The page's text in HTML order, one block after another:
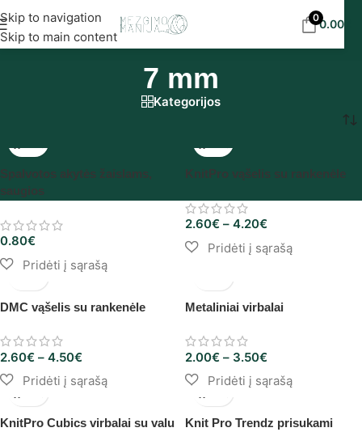
Skip to navigation
Skip to main content
eur!
00.00€
7 mm
Kategorijos
Spalvotos akytės žaislams,
saugios
0.80€
KnitPro vąšelis su rankenėle
2.60€ – 4.20€
DMC vąšelis su rankenėle
2.60€ – 4.50€
Metaliniai virbalai
2.00€ – 3.50€
KnitPro Cubics virbalai su valu
Knit Pro Trendz prisukami